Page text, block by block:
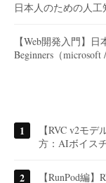
日本人のための人工
【Web開発入門】
Beginners（microsoft
【RVC v2モ
方：AIボイス
【RunPod編